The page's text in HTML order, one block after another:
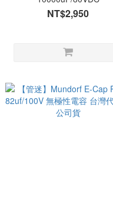
NT$2,950